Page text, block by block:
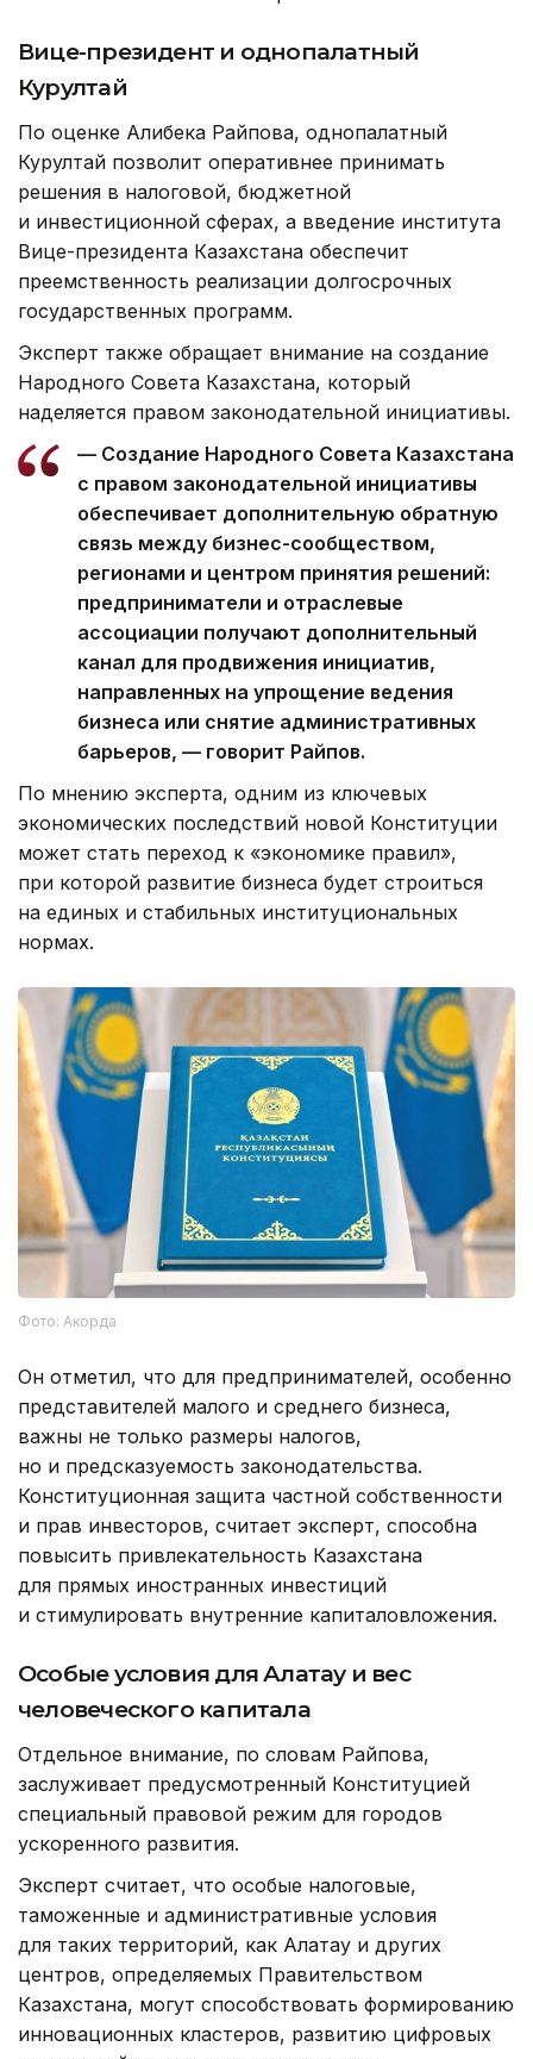
Вице-президент и однопалатный
Курултай
По оценке Алибека Райпова, однопалатный
Курултай позволит оперативнее принимать
решения в налоговой, бюджетной
и инвестиционной сферах, а введение института
Вице-президента Казахстана обеспечит
преемственность реализации долгосрочных
государственных программ.
Эксперт также обращает внимание на создание
Народного Совета Казахстана, который
наделяется правом законодательной инициативы.
— Создание Народного Совета Казахстана
с правом законодательной инициативы
обеспечивает дополнительную обратную
связь между бизнес-сообществом,
регионами и центром принятия решений:
предприниматели и отраслевые
ассоциации получают дополнительный
канал для продвижения инициатив,
направленных на упрощение ведения
бизнеса или снятие административных
барьеров, — говорит Райпов.
По мнению эксперта, одним из ключевых
экономических последствий новой Конституции
может стать переход к «экономике правил»,
при которой развитие бизнеса будет строиться
на единых и стабильных институциональных
нормах.
Фото: Акорда
Он отметил, что для предпринимателей, особенно
представителей малого и среднего бизнеса,
важны не только размеры налогов,
но и предсказуемость законодательства.
Конституционная защита частной собственности
и прав инвесторов, считает эксперт, способна
повысить привлекательность Казахстана
для прямых иностранных инвестиций
и стимулировать внутренние капиталовложения.
Особые условия для Алатау и вес
человеческого капитала
Отдельное внимание, по словам Райпова,
заслуживает предусмотренный Конституцией
специальный правовой режим для городов
ускоренного развития.
Эксперт считает, что особые налоговые,
таможенные и административные условия
для таких территорий, как Алатау и других
центров, определяемых Правительством
Казахстана, могут способствовать формированию
инновационных кластеров, развитию цифровых